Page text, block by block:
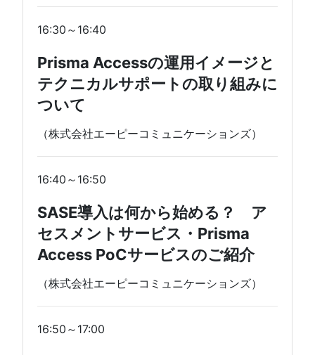
16:30～16:40
Prisma Accessの運用イメージと
テクニカルサポートの取り組みに
ついて
（株式会社エーピーコミュニケーションズ）
16:40～16:50
SASE導入は何から始める？ ア
セスメントサービス・Prisma
Access PoCサービスのご紹介
（株式会社エーピーコミュニケーションズ）
16:50～17:00